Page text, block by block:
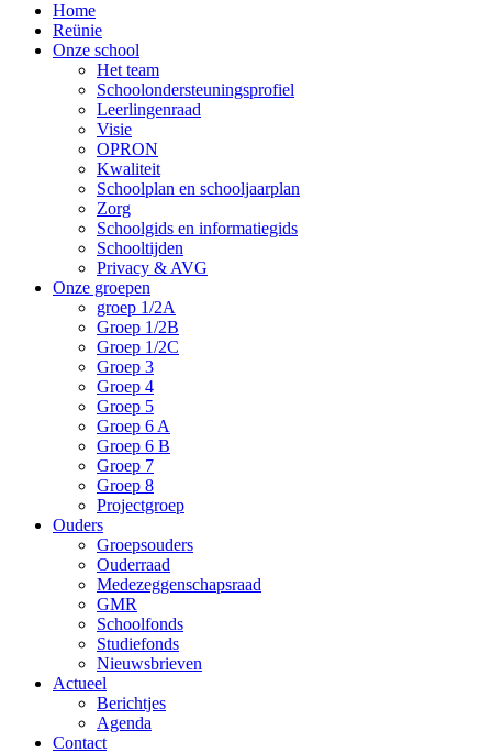
Home
Reünie
Onze school
Het team
Schoolondersteuningsprofiel
Leerlingenraad
Visie
OPRON
Kwaliteit
Schoolplan en schooljaarplan
Zorg
Schoolgids en informatiegids
Schooltijden
Privacy & AVG
Onze groepen
groep 1/2A
Groep 1/2B
Groep 1/2C
Groep 3
Groep 4
Groep 5
Groep 6 A
Groep 6 B
Groep 7
Groep 8
Projectgroep
Ouders
Groepsouders
Ouderraad
Medezeggenschapsraad
GMR
Schoolfonds
Studiefonds
Nieuwsbrieven
Actueel
Berichtjes
Agenda
Contact